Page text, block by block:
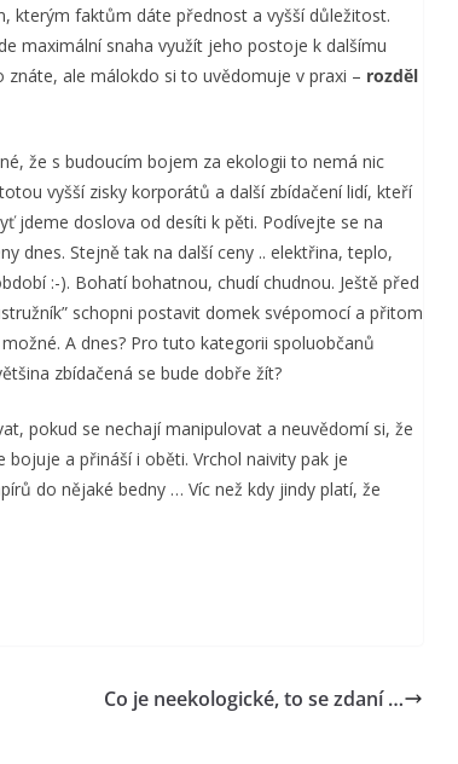
kterým faktům dáte přednost a vyšší důležitost.
maximální snaha využít jeho postoje k dalšímu
ale málokdo si to uvědomuje v praxi – rozděl
že s budoucím bojem za ekologii to nemá nic
vyšší zisky korporátů a další zbídačení lidí, kteří
jdeme doslova od desíti k pěti. Podívejte se na
dnes. Stejně tak na další ceny .. elektřina, teplo,
:-). Bohatí bohatnou, chudí chudnou. Ještě před
schopni postavit domek svépomocí a přitom
A dnes? Pro tuto kategorii spoluobčanů
zbídačená se bude dobře žít?
pokud se nechají manipulovat a neuvědomí si, že
a přináší i oběti. Vrchol naivity pak je
do nějaké bedny … Víc než kdy jindy platí, že
Co je neekologické, to se zdaní …